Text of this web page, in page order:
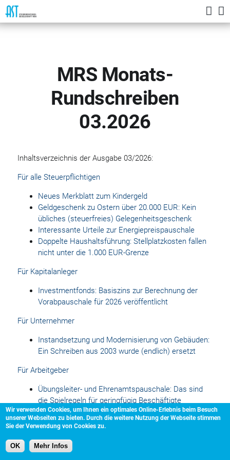
MRS Monats-
Rundschreiben
03.2026
Inhaltsverzeichnis der Ausgabe 03/2026:
Für alle Steuerpflichtigen
Neues Merkblatt zum Kindergeld
Geldgeschenk zu Ostern über 20.000 EUR: Kein
übliches (steuerfreies) Gelegenheitsgeschenk
Interessante Urteile zur Energiepreispauschale
Doppelte Haushaltsführung: Stellplatzkosten fallen
nicht unter die 1.000 EUR-Grenze
Für Kapitalanleger
Investmentfonds: Basiszins zur Berechnung der
Vorabpauschale für 2026 veröffentlicht
Für Unternehmer
Instandsetzung und Modernisierung von Gebäuden:
Ein Schreiben aus 2003 wurde (endlich) ersetzt
Für Arbeitgeber
Übungsleiter- und Ehrenamtspauschale: Das sind
die Spielregeln für geringfügig Beschäftigte
Kosten für einen Parkplatz mindern nicht den
geldwerten Vorteil für den Firmenwagen
Wichtige Daten und Termine
Leistungen
Profil
Wir verwenden Cookies, um Ihnen ein optimales Online-Erlebnis beim Besuch
unserer Webseiten zu bieten. Durch die weitere Nutzung der Webseite stimmen
Sie der Verwendung von Cookies zu.
OK Mehr Infos